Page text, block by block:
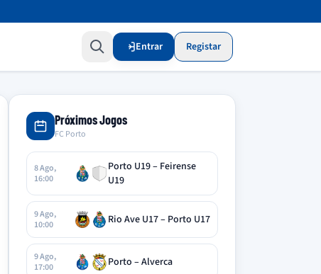
Entrar Registar
Próximos Jogos
FC Porto
8 Ago,
16:00
Porto U19 – Feirense
U19
9 Ago,
10:00
Rio Ave U17 – Porto U17
9 Ago,
17:00
Porto – Alverca